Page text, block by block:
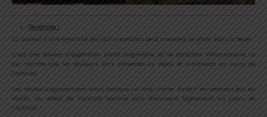
Tendinite :
La douleur d’une tendinite des ischio-jambiers peut vraiment se situer dans la fesse.
C’est une douleur d’apparition plutôt progressive, et de caractère inflammatoire, ce
qui signifie que les douleurs sont présentes au repos et diminuent au cours de
l’activité.
Les douleurs apparaissent assis statique sur une chaise, durant les premiers pas du
matin, au début de l’activité sportive puis diminuent légèrement au cours de
l’activité.